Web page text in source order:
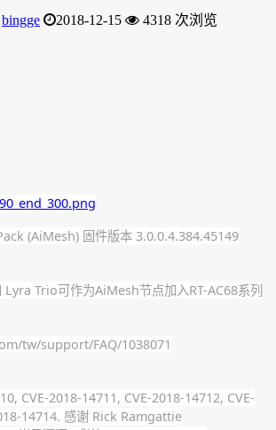
bingge 2018-12-15 4318 次浏览
(AiMesh) 固件版本 3.0.0.4.384.45149
Trio可作为AiMesh节点加入RT-AC68系列
tw/support/FAQ/1038071
CVE-2018-14711, CVE-2018-14712, CVE-
14714. 感谢 Rick Ramgattie